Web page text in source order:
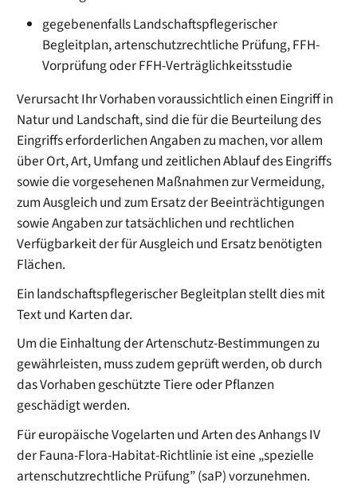
gegebenenfalls Landschaftspflegerischer
Begleitplan, artenschutzrechtliche Prüfung, FFH-
Vorprüfung oder FFH-Verträglichkeitsstudie
Verursacht Ihr Vorhaben voraussichtlich einen Eingriff in
Natur und Landschaft, sind die für die Beurteilung des
Eingriffs erforderlichen Angaben zu machen, vor allem
über Ort, Art, Umfang und zeitlichen Ablauf des Eingriffs
sowie die vorgesehenen Maßnahmen zur Vermeidung,
zum Ausgleich und zum Ersatz der Beeinträchtigungen
sowie Angaben zur tatsächlichen und rechtlichen
Verfügbarkeit der für Ausgleich und Ersatz benötigten
Flächen.
Ein landschaftspflegerischer Begleitplan stellt dies mit
Text und Karten dar.
Um die Einhaltung der Artenschutz-Bestimmungen zu
gewährleisten, muss zudem geprüft werden, ob durch
das Vorhaben geschützte Tiere oder Pflanzen
geschädigt werden.
Für europäische Vogelarten und Arten des Anhangs IV
der Fauna-Flora-Habitat-Richtlinie ist eine „spezielle
artenschutzrechtliche Prüfung” (saP) vorzunehmen.